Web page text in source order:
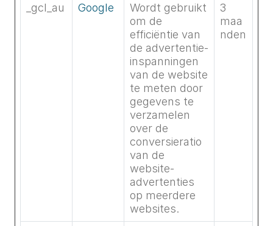
_gcl_au
Google
Wordt gebruikt
om de
efficiëntie van
de advertentie-
inspanningen
van de website
te meten door
gegevens te
verzamelen
over de
conversieratio
van de
website-
advertenties
op meerdere
websites.
3
maa
nden